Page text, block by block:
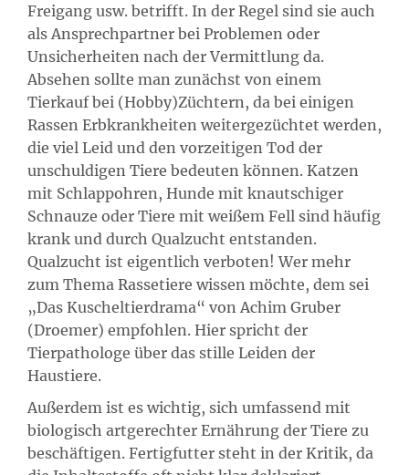
Freigang usw. betrifft. In der Regel sind sie auch
als Ansprechpartner bei Problemen oder
Unsicherheiten nach der Vermittlung da.
Absehen sollte man zunächst von einem
Tierkauf bei (Hobby)Züchtern, da bei einigen
Rassen Erbkrankheiten weitergezüchtet werden,
die viel Leid und den vorzeitigen Tod der
unschuldigen Tiere bedeuten können. Katzen
mit Schlappohren, Hunde mit knautschiger
Schnauze oder Tiere mit weißem Fell sind häufig
krank und durch Qualzucht entstanden.
Qualzucht ist eigentlich verboten! Wer mehr
zum Thema Rassetiere wissen möchte, dem sei
„Das Kuscheltierdrama“ von Achim Gruber
(Droemer) empfohlen. Hier spricht der
Tierpathologe über das stille Leiden der
Haustiere.
Außerdem ist es wichtig, sich umfassend mit
biologisch artgerechter Ernährung der Tiere zu
beschäftigen. Fertigfutter steht in der Kritik, da